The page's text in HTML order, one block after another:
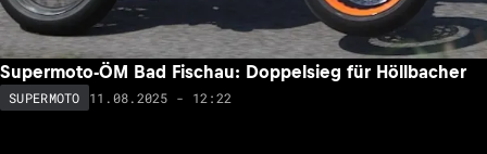
Supermoto-ÖM Bad Fischau: Doppelsieg für Höllbacher
SUPERMOTO 11.08.2025 - 12:22